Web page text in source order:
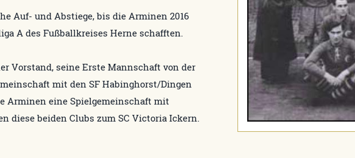
Auf- und Abstiege, bis die Arminen 2016
A des Fußballkreises Herne schafften.
Vorstand, seine Erste Mannschaft von der
mit den SF Habinghorst/Dingen
Arminen eine Spielgemeinschaft mit
diese beiden Clubs zum SC Victoria Ickern.